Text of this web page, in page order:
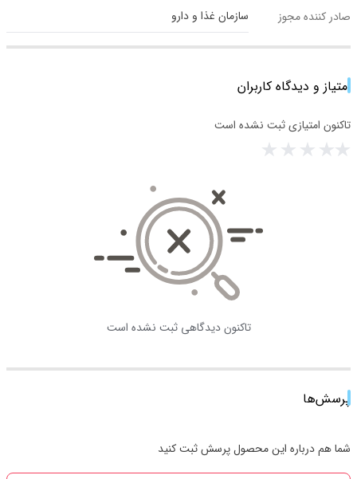
صادر کننده مجوز سازمان غذا و دارو
امتیاز و دیدگاه کاربران
تاکنون امتیازی ثبت نشده است
تاکنون دیدگاهی ثبت نشده است
پرسش‌ها
شما هم درباره این محصول پرسش ثبت کنید